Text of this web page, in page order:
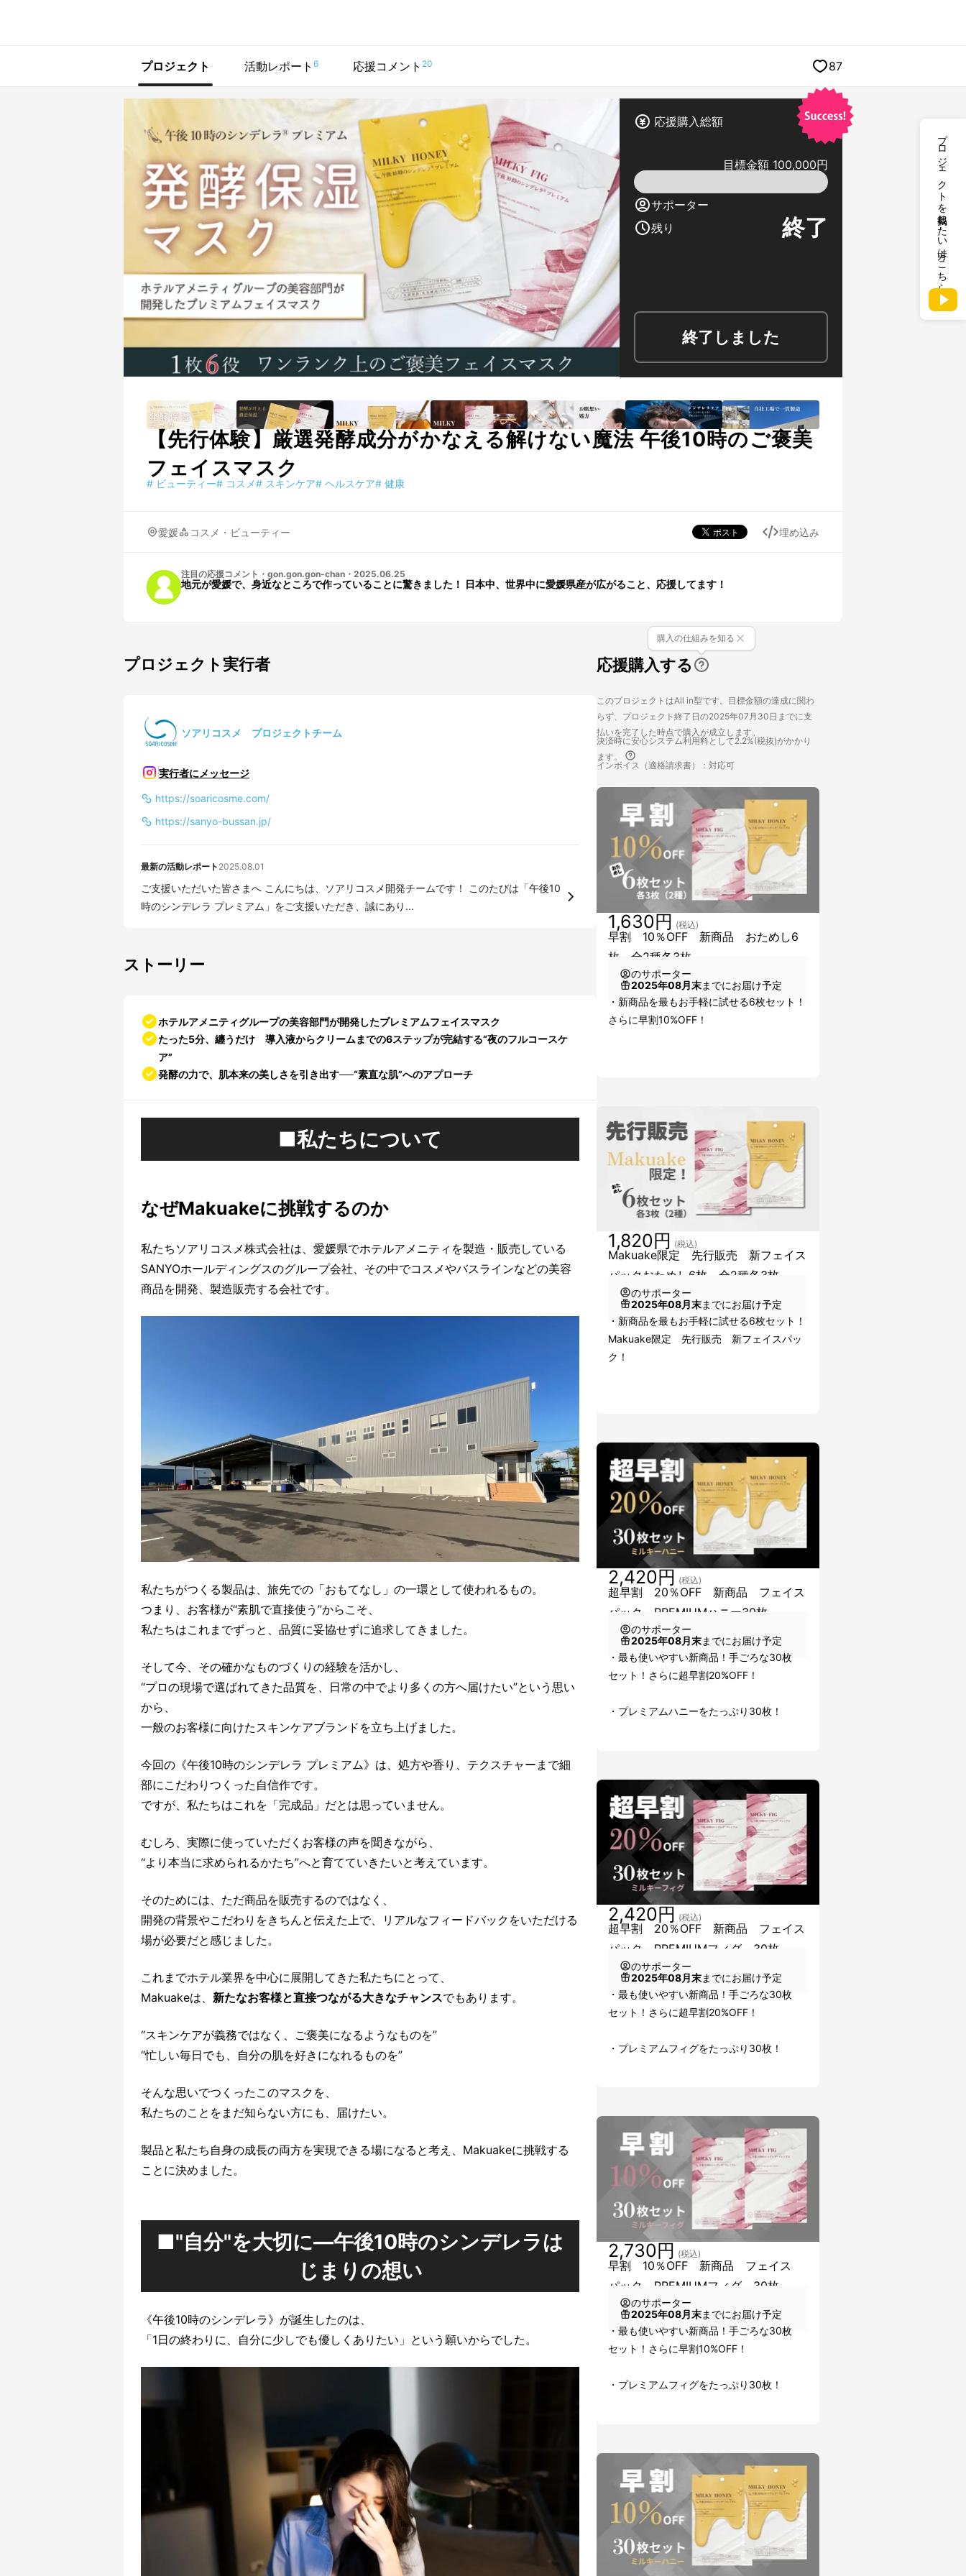
プロジェクトを掲載したい方はこちら
プロジェクト 活動レポート 6 応援コメント 20 87
応援購入総額
目標金額 100,000円
サポーター
残り
終了
終了しました
【先行体験】厳選発酵成分がかなえる解けない魔法 午後10時のご褒美
フェイスマスク
# ビューティー# コスメ# スキンケア# ヘルスケア# 健康
愛媛 コスメ・ビューティー 埋め込み
注目の応援コメント ・ gon.gon.gon-chan ・ 2025.06.25
地元が愛媛で、身近なところで作っていることに驚きました！ 日本中、世界中に愛媛県産が広がること、応援してます！
プロジェクト実行者
ソアリコスメ プロジェクトチーム
実行者にメッセージ
https://soaricosme.com/
https://sanyo-bussan.jp/
最新の活動レポート 2025.08.01
ご支援いただいた皆さまへ こんにちは、ソアリコスメ開発チームです！ このたびは「午後10
時のシンデレラ プレミアム」をご支援いただき、誠にあり...
ストーリー
ホテルアメニティグループの美容部門が開発したプレミアムフェイスマスク
たった5分、纏うだけ 導入液からクリームまでの6ステップが完結する“夜のフルコースケ
ア”
発酵の力で、肌本来の美しさを引き出す──“素直な肌”へのアプローチ
■私たちについて
なぜMakuakeに挑戦するのか
私たちソアリコスメ株式会社は、愛媛県でホテルアメニティを製造・販売している
SANYOホールディングスのグループ会社、その中でコスメやバスラインなどの美容
商品を開発、製造販売する会社です。
私たちがつくる製品は、旅先での「おもてなし」の一環として使われるもの。
つまり、お客様が“素肌で直接使う”からこそ、
私たちはこれまでずっと、品質に妥協せずに追求してきました。
そして今、その確かなものづくりの経験を活かし、
“プロの現場で選ばれてきた品質を、日常の中でより多くの方へ届けたい”という思い
から、
一般のお客様に向けたスキンケアブランドを立ち上げました。
今回の《午後10時のシンデレラ プレミアム》は、処方や香り、テクスチャーまで細
部にこだわりつくった自信作です。
ですが、私たちはこれを「完成品」だとは思っていません。
むしろ、実際に使っていただくお客様の声を聞きながら、
“より本当に求められるかたち”へと育てていきたいと考えています。
そのためには、ただ商品を販売するのではなく、
開発の背景やこだわりをきちんと伝えた上で、リアルなフィードバックをいただける
場が必要だと感じました。
これまでホテル業界を中心に展開してきた私たちにとって、
Makuakeは、 新たなお客様と直接つながる大きなチャンスでもあります。
“スキンケアが義務ではなく、ご褒美になるようなものを”
“忙しい毎日でも、自分の肌を好きになれるものを”
そんな思いでつくったこのマスクを、
私たちのことをまだ知らない方にも、届けたい。
製品と私たち自身の成長の両方を実現できる場になると考え、Makuakeに挑戦する
ことに決めました。
■"自分"を大切に―午後10時のシンデレラは
じまりの想い
《午後10時のシンデレラ》が誕生したのは、
「1日の終わりに、自分に少しでも優しくありたい」という願いからでした。
応援購入する
購入の仕組みを知る
このプロジェクトはAll in型です。目標金額の達成に関わ
らず、プロジェクト終了日の2025年07月30日までに支
払いを完了した時点で購入が成立します。
決済時に安心システム利用料として2.2%(税抜)がかかり
ます。
インボイス（適格請求書）：対応可
早割 10％OFF 新商品 おためし6
枚 全2種各3枚
1,630円 (税込)
のサポーター
2025年08月末までにお届け予定
・新商品を最もお手軽に試せる6枚セット！
さらに早割10%OFF！
Makuake限定 先行販売 新フェイス
パックおためし6枚 全2種各3枚
1,820円 (税込)
のサポーター
2025年08月末までにお届け予定
・新商品を最もお手軽に試せる6枚セット！
Makuake限定 先行販売 新フェイスパッ
ク！
超早割 20％OFF 新商品 フェイス
パック PREMIUMハニー30枚
2,420円 (税込)
のサポーター
2025年08月末までにお届け予定
・最も使いやすい新商品！手ごろな30枚
セット！さらに超早割20%OFF！
・プレミアムハニーをたっぷり30枚！
超早割 20％OFF 新商品 フェイス
パック PREMIUMフィグ 30枚
2,420円 (税込)
のサポーター
2025年08月末までにお届け予定
・最も使いやすい新商品！手ごろな30枚
セット！さらに超早割20%OFF！
・プレミアムフィグをたっぷり30枚！
早割 10％OFF 新商品 フェイス
パック PREMIUMフィグ 30枚
2,730円 (税込)
のサポーター
2025年08月末までにお届け予定
・最も使いやすい新商品！手ごろな30枚
セット！さらに早割10%OFF！
・プレミアムフィグをたっぷり30枚！